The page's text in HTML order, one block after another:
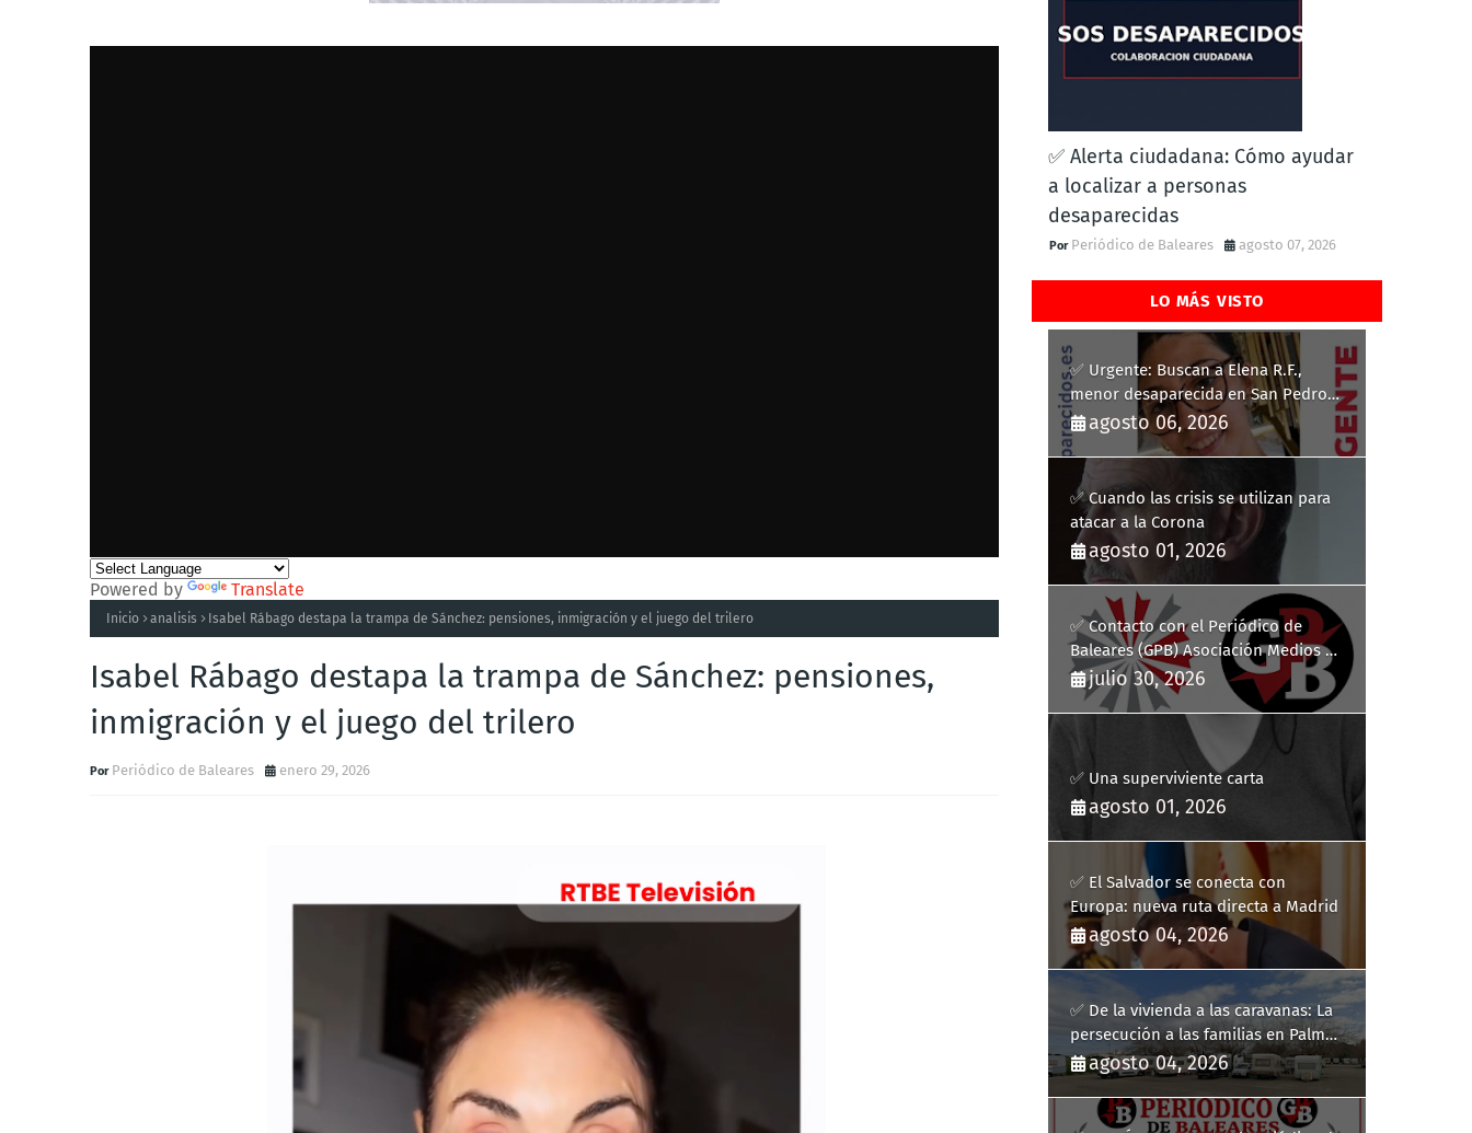
Powered by Translate
Inicio analisis Isabel Rábago destapa la trampa de Sánchez: pensiones, inmigración y el juego del trilero
Isabel Rábago destapa la trampa de Sánchez: pensiones,
inmigración y el juego del trilero
Periódico de Baleares enero 29, 2026
✅ Alerta ciudadana: Cómo ayudar
a localizar a personas
desaparecidas
Periódico de Baleares agosto 07, 2026
LO MÁS VISTO
✅ Urgente: Buscan a Elena R.F.,
menor desaparecida en San Pedro
del Pinatar
agosto 06, 2026
✅ Cuando las crisis se utilizan para
atacar a la Corona
agosto 01, 2026
✅ Contacto con el Periódico de
Baleares (GPB) Asociación Medios de
Comunicación Digitales
julio 30, 2026
✅ Una superviviente carta
agosto 01, 2026
✅ El Salvador se conecta con
Europa: nueva ruta directa a Madrid
agosto 04, 2026
✅ De la vivienda a las caravanas: La
persecución a las familias en Palma
y la complicidad de un fracaso
heredado
agosto 04, 2026